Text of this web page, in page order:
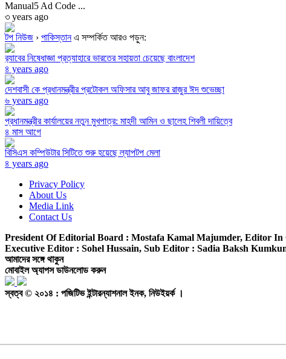
Manual5 Ad Code ...
৩ years ago
টপ নিউজ › পাকিস্তানএ সম্পর্কিত আরও পড়ুন:
র‌্যাবের নিষেধাজ্ঞা প্রত্যাহারে ভারতের সহায়তা চেয়েছে বাংলাদেশ
৪ years ago
দেশবাসী কে প্রধানমন্ত্রীর প্রটোকল অফিসার আবু জাফর রাজুর ঈদ শুভেচ্ছা
৬ years ago
প্রধানমন্ত্রীর কার্যালয়ের নতুন মুখপাত্র: মাহদী আমিন ও ছালেহ শিবলী দায়িত্বে
৪ মাস আগে
বিসিএস কম্পিউটার সিটিতে শুরু হয়েছে ল্যাপটপ মেলা
৪ years ago
Privacy Policy
About Us
Media Link
Contact Us
President Of Editorial Board : Mostafa Kamal Majumder, Editor In
Executive Editor : Sohel Hussain, Sub Editor : Sadia Baksh
আমাদের সঙ্গে থাকুন
মোবাইল অ্যাপস ডাউনলোড করুন
স্বত্ব © ২০১৪ : পজিটিভ ইন্টারন্যাশনাল ইনক, নিউইয়র্ক ।